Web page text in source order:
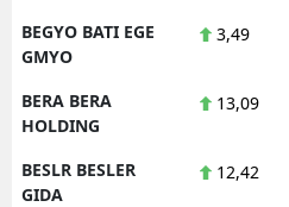
BEGYO BATI EGE
GMYO
3,49
BERA BERA
HOLDING
13,09
BESLR BESLER
GIDA
12,42